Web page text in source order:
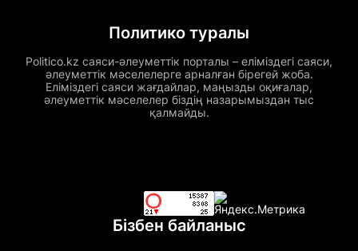
Политико туралы
Politico.kz саяси-әлеуметтік порталы – еліміздегі саяси,
әлеуметтік мәселелерге арналған бірегей жоба.
Еліміздегі саяси жағдайлар, маңызды оқиғалар,
әлеуметтік мәселелер біздің назарымыздан тыс
қалмайды.
Бізбен байланыс